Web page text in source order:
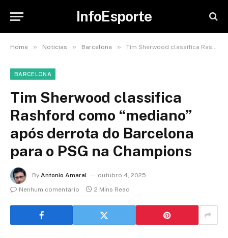
InfoEsporte
Home » Noticias » Barcelona » Tim Sherwood classifica Rashford como “mediano” após derrota do Barcelona para o PSG na Champions
BARCELONA
Tim Sherwood classifica
Rashford como “mediano”
após derrota do Barcelona
para o PSG na Champions
By Antonio Amaral
outubro 4, 2025
Nenhum comentário
2 Mins Read